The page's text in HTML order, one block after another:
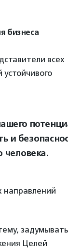
бизнеса
всех
и
человека.
направлений
Целей